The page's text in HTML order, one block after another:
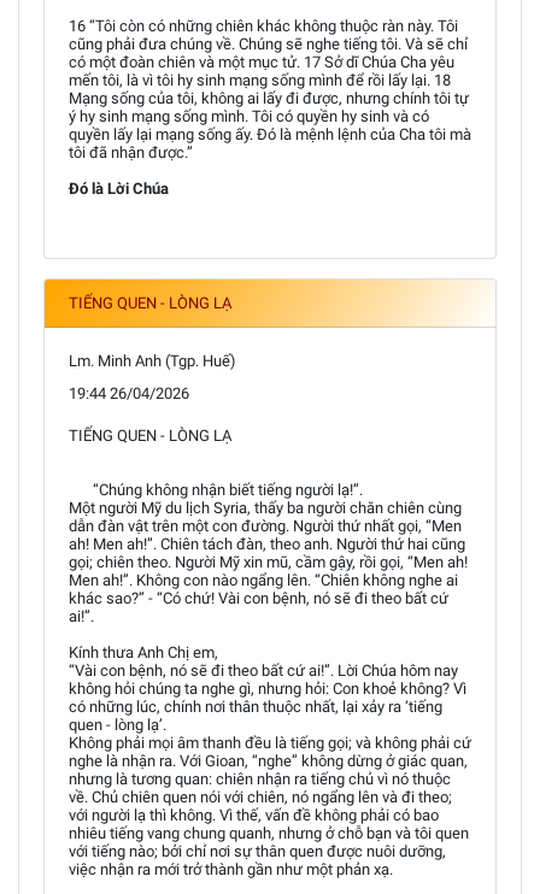
16 “Tôi còn có những chiên khác không thuộc ràn này. Tôi
cũng phải đưa chúng về. Chúng sẽ nghe tiếng tôi. Và sẽ chỉ
có một đoàn chiên và một mục tử. 17 Sở dĩ Chúa Cha yêu
mến tôi, là vì tôi hy sinh mạng sống mình để rồi lấy lại. 18
Mạng sống của tôi, không ai lấy đi được, nhưng chính tôi tự
ý hy sinh mạng sống mình. Tôi có quyền hy sinh và có
quyền lấy lại mạng sống ấy. Đó là mệnh lệnh của Cha tôi mà
tôi đã nhận được.”
Đó là Lời Chúa
TIẾNG QUEN - LÒNG LẠ
Lm. Minh Anh (Tgp. Huế)
19:44 26/04/2026
TIẾNG QUEN - LÒNG LẠ
“Chúng không nhận biết tiếng người lạ!”.
Một người Mỹ du lịch Syria, thấy ba người chăn chiên cùng
dẫn đàn vật trên một con đường. Người thứ nhất gọi, “Men
ah! Men ah!”. Chiên tách đàn, theo anh. Người thứ hai cũng
gọi; chiên theo. Người Mỹ xin mũ, cầm gậy, rồi gọi, “Men ah!
Men ah!”. Không con nào ngẩng lên. “Chiên không nghe ai
khác sao?” - “Có chứ! Vài con bệnh, nó sẽ đi theo bất cứ
ai!”.
Kính thưa Anh Chị em,
“Vài con bệnh, nó sẽ đi theo bất cứ ai!”. Lời Chúa hôm nay
không hỏi chúng ta nghe gì, nhưng hỏi: Con khoẻ không? Vì
có những lúc, chính nơi thân thuộc nhất, lại xảy ra ‘tiếng
quen - lòng lạ’.
Không phải mọi âm thanh đều là tiếng gọi; và không phải cứ
nghe là nhận ra. Với Gioan, “nghe” không dừng ở giác quan,
nhưng là tương quan: chiên nhận ra tiếng chủ vì nó thuộc
về. Chủ chiên quen nói với chiên, nó ngẩng lên và đi theo;
với người lạ thì không. Vì thế, vấn đề không phải có bao
nhiêu tiếng vang chung quanh, nhưng ở chỗ bạn và tôi quen
với tiếng nào; bởi chỉ nơi sự thân quen được nuôi dưỡng,
việc nhận ra mới trở thành gần như một phản xạ.